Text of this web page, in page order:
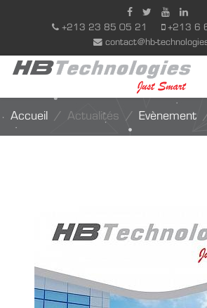
+213 23 85 05 21
+213 6
contact@hb-
Accueil Actualités Evènement